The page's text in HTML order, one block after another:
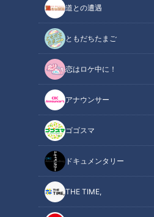
道との遭遇
ともだちたまご
恋はロケ中に！
アナウンサー
ゴゴスマ
ドキュメンタリー
THE TIME,
この記事の画像（全14枚）